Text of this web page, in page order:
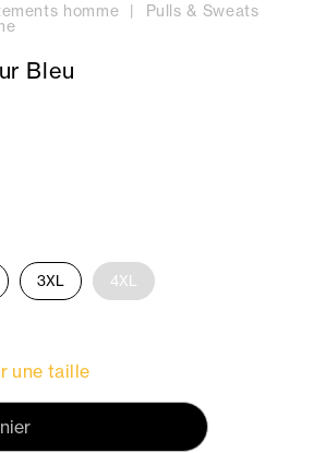
homme Pulls & Sweats
Bleu
3XL 4XL
une taille